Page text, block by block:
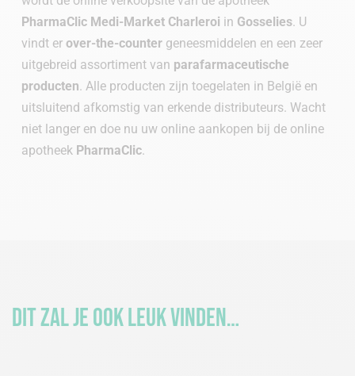
PharmaClic Medi-Market Charleroi in Gosselies. U
vindt er over-the-counter geneesmiddelen en een zeer
uitgebreid assortiment van parafarmaceutische
producten. Alle producten zijn toegelaten in België en
uitsluitend afkomstig van erkende distributeurs. Wacht
niet langer en doe nu uw online aankopen bij de online
apotheek PharmaClic.
Dit zal je ook leuk vinden…